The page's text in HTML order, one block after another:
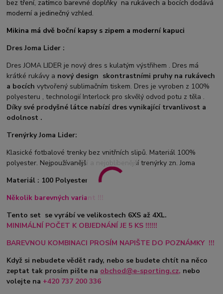
bez tření, zatímco barevné doplňky na rukávech a bocích dodává
moderní a jedinečný vzhled.
Mikina má dvě boční kapsy s zipem a moderní kapuci
Dres Joma Lider :
Dres JOMA LIDER je nový dres s kulatým výstřihem . Dres má
krátké rukávy a nový design skontrastními pruhy na rukávech
a bocíchvytvořený sublimačním tiskem. Dres je vyroben z 100%
polyesteru , technologií Interlock pro skvělý odvod potu z těla .
Díky své prodyšné látce nabízí dres vynikající trvanlivost a
odolnost .
Trenýrky Joma Lider:
Klasické fotbalové trenky bez vnitřních slipů. Materiál 100%
polyester. Nejpoužívanější a nejoblíbenější trenýrky zn. Joma
Materiál : 100 Polyester
Několik barevných variant !!!
Tento set se vyrábí ve velikostech 6XS až 4XL.
MINIMÁLNÍ POČET K OBJEDNÁNÍ JE 5 KS !!!!!!
BAREVNOU KOMBINACI PROSÍM NAPIŠTE DO POZNÁMKY !!!
Když si nebudete vědět rady, nebo se budete chtít na něco
zeptat tak prosím pište na obchod@e-sporting.cz, nebo
volejte na +420 737 200 336